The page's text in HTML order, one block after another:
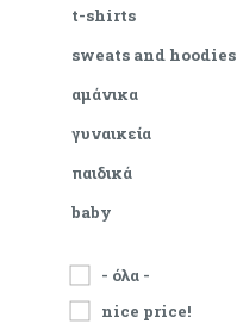
- όλα -
nice price!
t-shirts
sweats and hoodies
αμάνικα
γυναικεία
παιδικά
baby